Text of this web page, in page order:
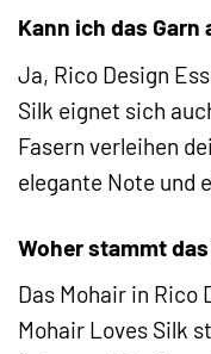
Kann ich das Garn
Ja, Rico Design
Silk eignet sich
Fasern verleihen
elegante Note und
Woher stammt
Das Mohair in Rico
Mohair Loves Silk